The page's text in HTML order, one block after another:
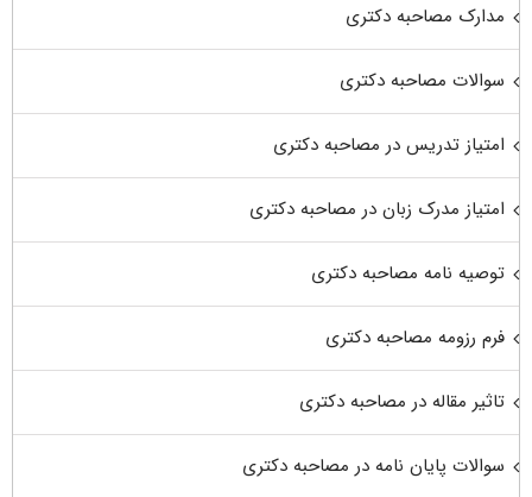
مدارک مصاحبه دکتری
سوالات مصاحبه دکتری
امتیاز تدریس در مصاحبه دکتری
امتیاز مدرک زبان در مصاحبه دکتری
توصیه نامه مصاحبه دکتری
فرم رزومه مصاحبه دکتری
تاثیر مقاله در مصاحبه دکتری
سوالات پایان نامه در مصاحبه دکتری